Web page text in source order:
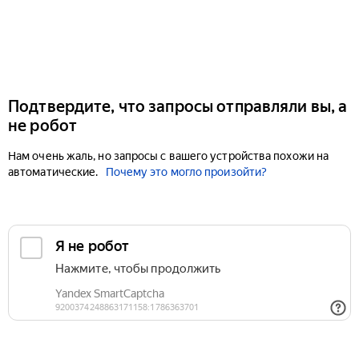
Подтвердите, что запросы отправляли вы, а
не робот
Нам очень жаль, но запросы с вашего устройства похожи на
автоматические.
Почему это могло произойти?